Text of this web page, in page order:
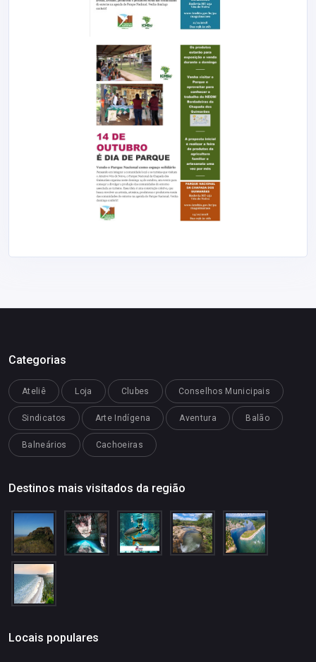
Categorias
Ateliê Loja Clubes Conselhos Municipais
Sindicatos Arte Indígena Aventura Balão
Balneários Cachoeiras
Destinos mais visitados da região
Locais populares